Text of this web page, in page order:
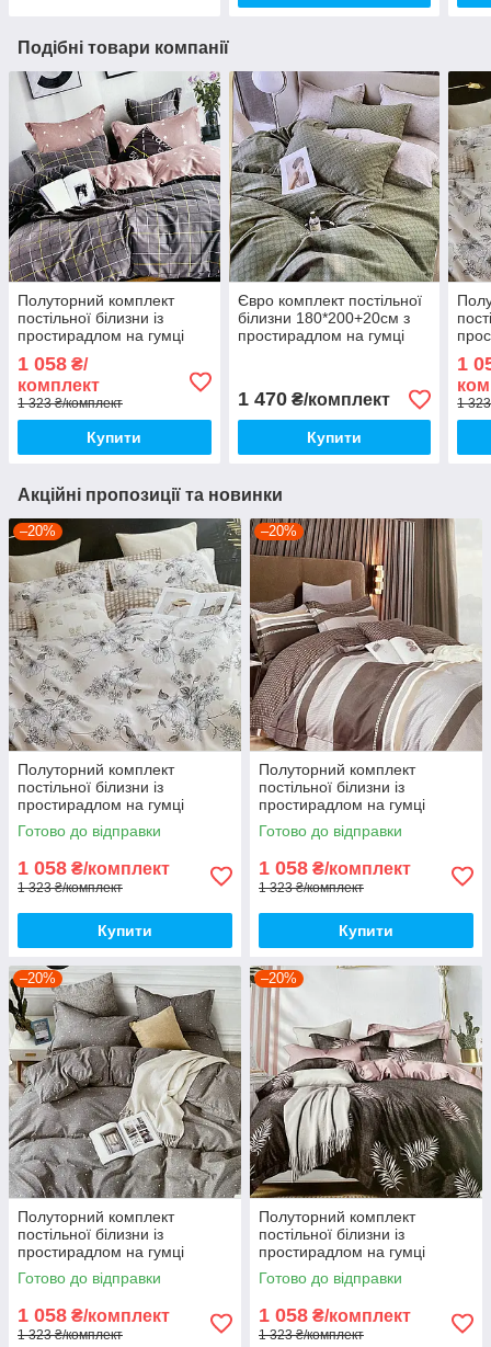
Подібні товари компанії
Полуторний комплект
постільної білизни із
простирадлом на гумці
150*220см. Постільна
білизна з фланелі
1 058 ₴/
комплект
1 323 ₴/комплект
Купити
Євро комплект постільної
білизни 180*200+20см з
простирадлом на гумці
1 470₴/комплект
Купити
1
1
Акційні пропозиції та новинки
–20%
Полуторний комплект
постільної білизни із
простирадлом на гумці
150*220см. Постільна білизна
з фланелі
Готово до відправки
1 058 ₴/комплект
1 323 ₴/комплект
Купити
–20%
Полуторний комплект
постільної білизни із
простирадлом на гумці
150*220см. Постільна білизна
з фланелі
Готово до відправки
1 058 ₴/комплект
1 323 ₴/комплект
Купити
–20%
Полуторний комплект
постільної білизни із
простирадлом на гумці
150*220см. Постільна білизна
з фланелі
Готово до відправки
1 058 ₴/комплект
1 323 ₴/комплект
–20%
Полуторний комплект
постільної білизни із
простирадлом на гумці
150*220см. Постільна білизна
з фланелі
Готово до відправки
1 058 ₴/комплект
1 323 ₴/комплект